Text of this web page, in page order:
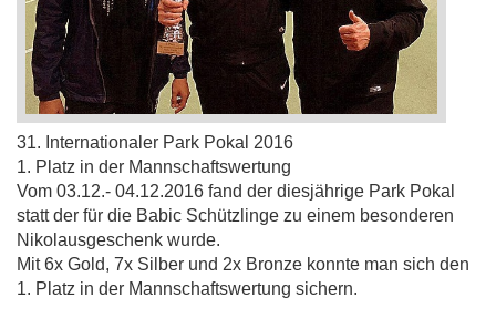
31. Internationaler Park Pokal 2016
1. Platz in der Mannschaftswertung
Vom 03.12.- 04.12.2016 fand der diesjährige Park Pokal
statt der für die Babic Schützlinge zu einem besonderen
Nikolausgeschenk wurde.
Mit 6x Gold, 7x Silber und 2x Bronze konnte man sich den
1. Platz in der Mannschaftswertung sichern.